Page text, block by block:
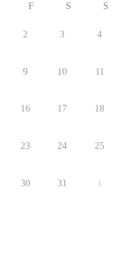
F S S
2 3 4
9 10 11
16 17 18
23 24 25
30 31 1